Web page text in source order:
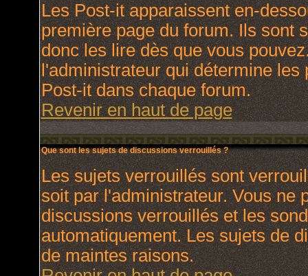
Les Post-it apparaissent en-
première page du forum. Ils sont
donc les lire dès que vous
l'administrateur qui détermine
Post-it dans chaque forum.
Revenir en haut de page
Que sont les sujets de discussions verrouillés ?
Les sujets verrouillés sont
soit par l'administrateur. Vous ne
discussions verrouillés et les
automatiquement. Les sujets de
de maintes raisons.